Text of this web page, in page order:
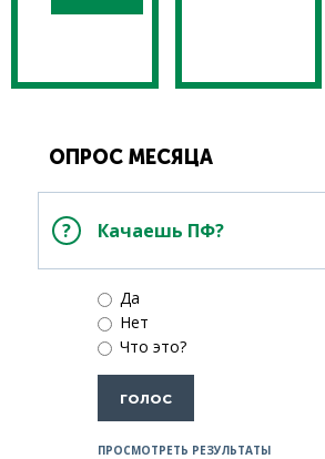
ОПРОС МЕСЯЦА
Качаешь ПФ?
Да
Нет
Что это?
ПРОСМОТРЕТЬ РЕЗУЛЬТАТЫ